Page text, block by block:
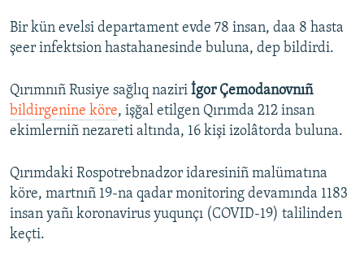
Bir kün evelsi departament evde 78 insan, daa 8 hasta
şeer infektsion hastahanesinde buluna, dep bildirdi.
Qırımnıñ Rusiye sağlıq naziri İgor Çemodanovnıñ
bildirgenine köre, işğal etilgen Qırımda 212 insan
ekimlerniñ nezareti altında, 16 kişi izolâtorda buluna.
Qırımdaki Rospotrebnadzor idaresiniñ malümatına
köre, martnıñ 19-na qadar monitoring devamında 1183
insan yañı koronavirus yuqunçı (COVID-19) talilinden
keçti.